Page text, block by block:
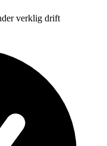
verklig drift